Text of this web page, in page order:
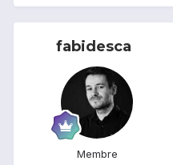
fabidesca
Membre